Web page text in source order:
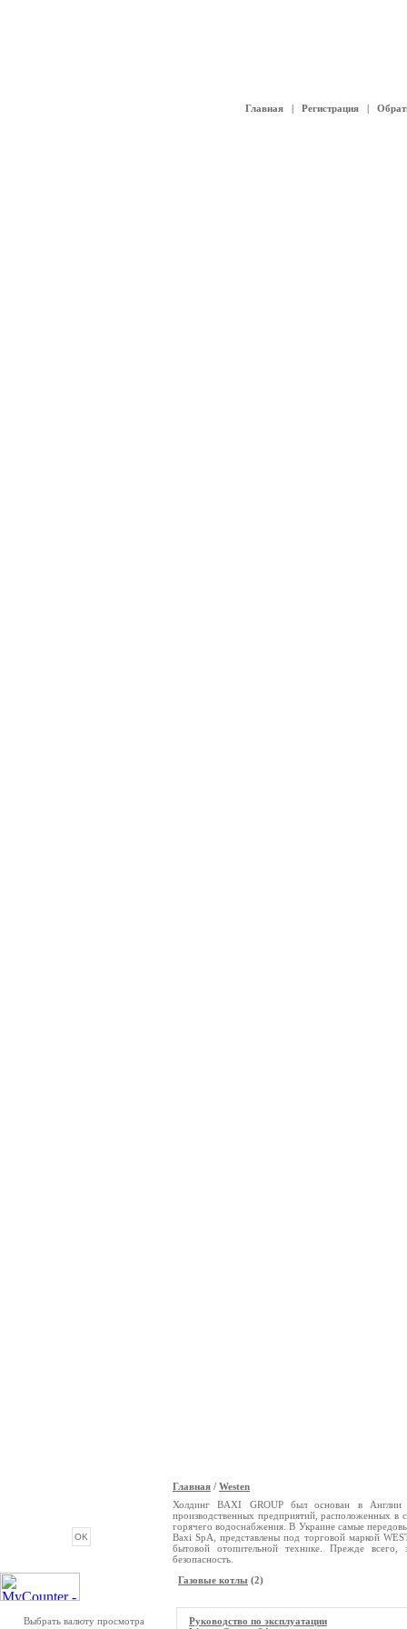
Главная| Регистрация|
Выбрать валюту просмотра
Главная / Westen
Холдинг BAXI GROUP был основан в
производственных предприятий, расположенных
горячего водоснабжения. В Украине самые
Baxi SpA, представлены под торговой маркой
бытовой отопительной технике. Прежде
безопасность.
Газовые котлы (2)
Руководство по эксплуатации